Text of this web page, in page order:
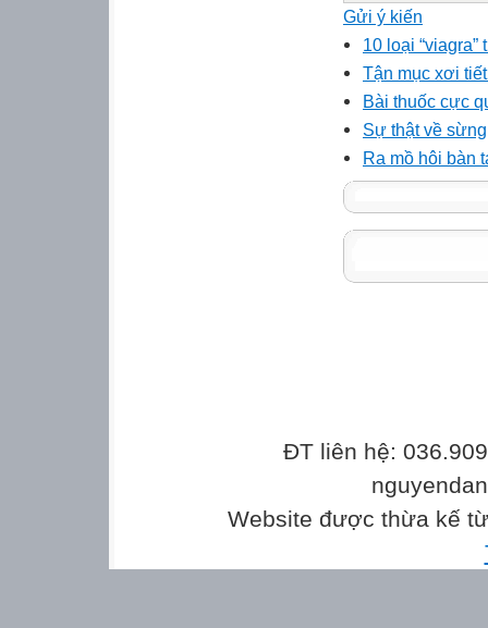
Gửi ý kiến
10 loại
Tận mục xơi
Bài thuốc cực
Sự thật về
Ra mồ hôi bàn
ĐT liên hệ:
Website được thừa kế